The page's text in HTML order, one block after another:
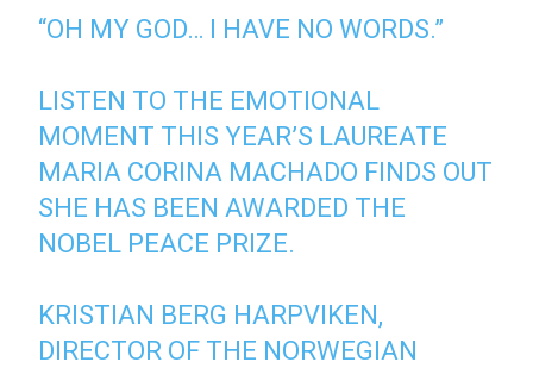
“OH MY GOD… I HAVE NO WORDS.”
LISTEN TO THE EMOTIONAL
MOMENT THIS YEAR’S LAUREATE
MARIA CORINA MACHADO FINDS OUT
SHE HAS BEEN AWARDED THE
NOBEL PEACE PRIZE.
KRISTIAN BERG HARPVIKEN,
DIRECTOR OF THE NORWEGIAN